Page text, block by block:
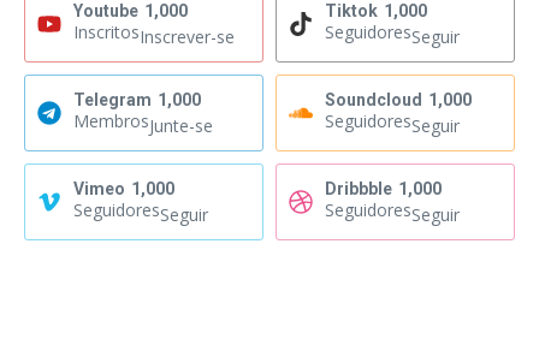
Youtube 1,000
InscritosInscrever-se
Tiktok 1,000
SeguidoresSeguir
Telegram 1,000
MembrosJunte-se
Soundcloud 1,000
SeguidoresSeguir
Vimeo 1,000
SeguidoresSeguir
Dribbble 1,000
SeguidoresSeguir